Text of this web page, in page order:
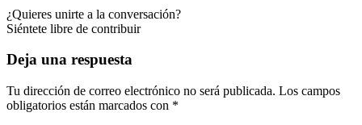
¿Quieres unirte a la conversación?
Siéntete libre de contribuir
Deja una respuesta
Tu dirección de correo electrónico no será publicada. Los campos
obligatorios están marcados con *